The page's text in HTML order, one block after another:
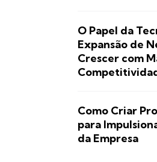
O Papel da
Expansão de
Crescer com
Como Criar
para
da Empresa